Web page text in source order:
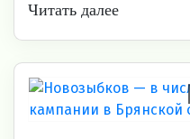
Читать далее